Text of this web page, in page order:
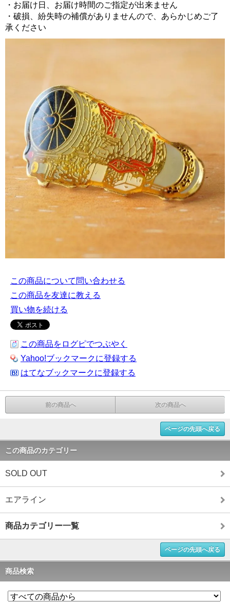
・お届け日、お届け時間のご指定が出来ません
・破損、紛失時の補償がありませんので、あらかじめご了
承ください
この商品について問い合わせる
この商品を友達に教える
買い物を続ける
この商品をログピでつぶやく
Yahoo!ブックマークに登録する
はてなブックマークに登録する
前の商品へ 次の商品へ
ページの先頭へ戻る
この商品のカテゴリー
SOLD OUT
エアライン
商品カテゴリー一覧
ページの先頭へ戻る
商品検索